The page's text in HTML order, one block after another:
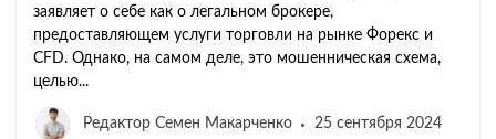
заявляет о себе как о легальном брокере,
предоставляющем услуги торговли на рынке Форекс и
CFD. Однако, на самом деле, это мошенническая схема,
целью...
Редактор Семен Макарченко 25 сентября 2024